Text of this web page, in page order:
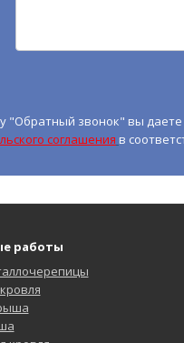
звонок" вы даете
соглашения в
работы